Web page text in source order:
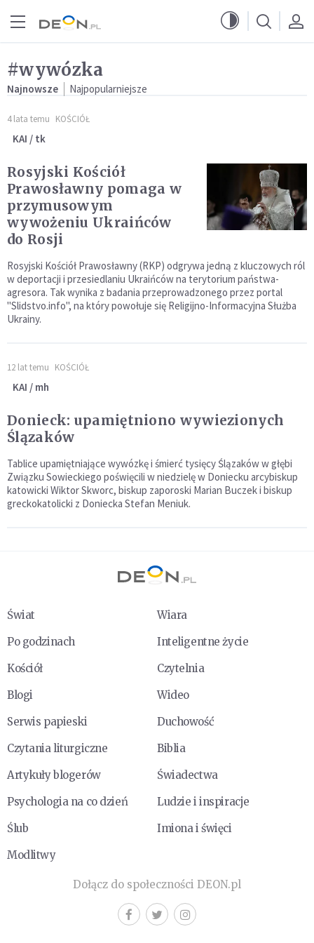
#wywózka
Najnowsze Najpopularniejsze
4 lata temu KOŚCIÓŁ
KAI / tk
Rosyjski Kościół
Prawosławny pomaga w
przymusowym
wywożeniu Ukraińców
do Rosji
Rosyjski Kościół Prawosławny (RKP) odgrywa jedną z kluczowych ról
w deportacji i przesiedlaniu Ukraińców na terytorium państwa-
agresora. Tak wynika z badania przeprowadzonego przez portal
"Slidstvo.info", na który powołuje się Religijno-Informacyjna Służba
Ukrainy.
12 lat temu KOŚCIÓŁ
KAI / mh
Donieck: upamiętniono wywiezionych
Ślązaków
Tablice upamiętniające wywózkę i śmierć tysięcy Ślązaków w głębi
Związku Sowieckiego poświęcili w niedzielę w Doniecku arcybiskup
katowicki Wiktor Skworc, biskup zaporoski Marian Buczek i biskup
greckokatolicki z Doniecka Stefan Meniuk.
Świat
Wiara
Po godzinach
Inteligentne życie
Kościół
Czytelnia
Blogi
Wideo
Serwis papieski
Duchowość
Czytania liturgiczne
Biblia
Artykuły blogerów
Świadectwa
Psychologia na co dzień
Ludzie i inspiracje
Ślub
Imiona i święci
Modlitwy
Dołącz do społeczności DEON.pl